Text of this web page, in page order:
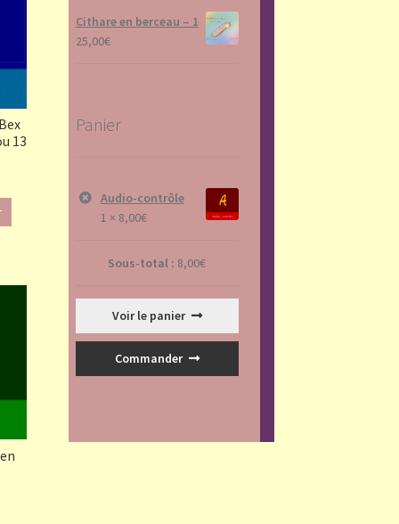
13
Cithare en berceau – 1
25,00€
Panier
Audio-contrôle
1 × 8,00€
Sous-total : 8,00€
Voir le panier
Commander